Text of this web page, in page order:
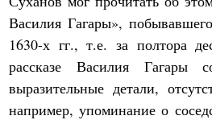
Василия Гагары»,
1630-х гг., т.е. за полтора
рассказе Василия Гагары
выразительные детали,
например, упоминание о